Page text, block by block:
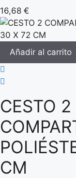
16,68 €
Añadir al carrito
CESTO 2
CM